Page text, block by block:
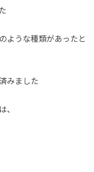
ような種類があったと
みました
、